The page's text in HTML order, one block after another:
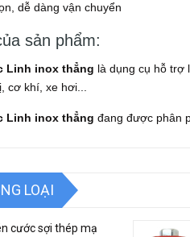
dễ dàng vận chuyển
sản phẩm:
Linh inox thẳng là dụng cụ hỗ trợ
cơ khí, xe hơi...
Linh inox thẳng đang được phân
LOẠI
cước sợi thép mạ